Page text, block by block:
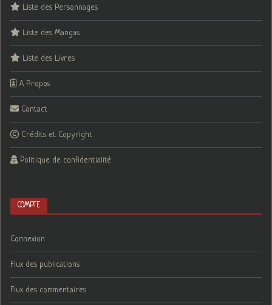
Liste des Personnages
Liste des Mangas
Liste des Livres
A Propos
Contact
Crédits et Copyright
Politique de confidentialité
COMPTE
Connexion
Flux des publications
Flux des commentaires